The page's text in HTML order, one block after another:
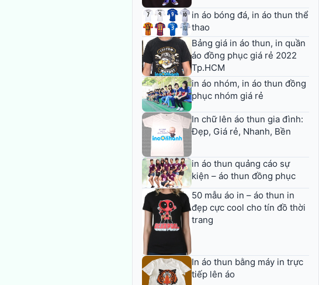
in áo bóng đá, in áo thun thể
thao
Bảng giá in áo thun, in quần
áo đồng phục giá rẻ 2022
Tp.HCM
in áo nhóm, in áo thun đồng
phục nhóm giá rẻ
In chữ lên áo thun gia đình:
Đẹp, Giá rẻ, Nhanh, Bền
in áo thun quảng cáo sự
kiện – áo thun đồng phục
50 mẫu áo in – áo thun in
đẹp cực cool cho tín đồ thời
trang
In áo thun bằng máy in trực
tiếp lên áo